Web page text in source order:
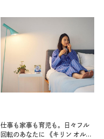
仕事も家事も育児も。日々フル
回転のあなたに 《キリン オルニ